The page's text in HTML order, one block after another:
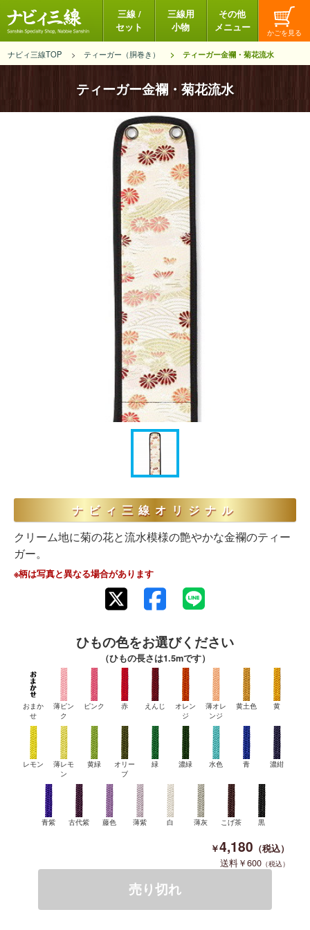
三線 /
セット
三線用
小物
その他
メニュー
ナビィ三線TOP ティーガー（胴巻き） ティーガー金襴・菊花流水
ティーガー金襴・菊花流水
ナビィ三線オリジナル
クリーム地に菊の花と流水模様の艶やかな金襴のティー
ガー。
※柄は写真と異なる場合があります
ひもの色をお選びください
（ひもの長さは1.5mです）
おまか
せ
薄ピン
ク
ピンク 赤 えんじ
オレン
ジ
薄オレ
ンジ
黄土色 黄
レモン
薄レモ
ン
黄緑
オリー
ブ
緑 濃緑 水色 青 濃紺
青紫 古代紫 藤色 薄紫 白 薄灰 こげ茶 黒
4,180
600